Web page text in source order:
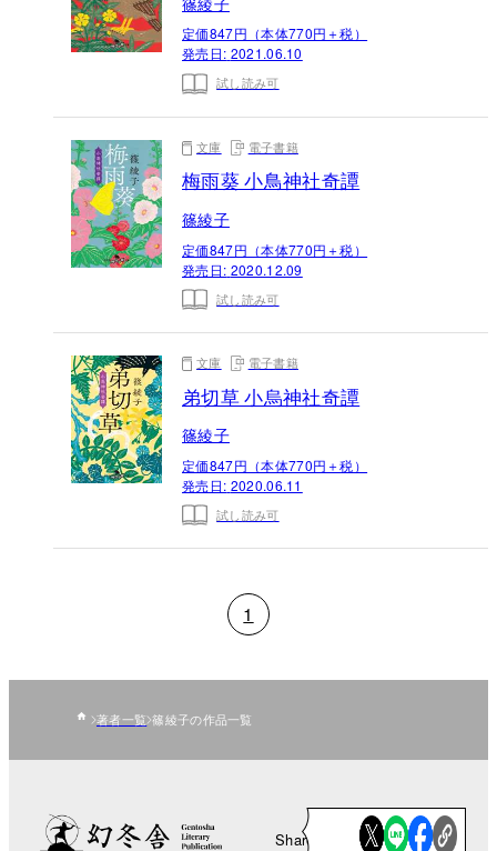
定価847円（本体770円＋税）
発売日: 2021.06.10
試し読み可
文庫 電子書籍
梅雨葵 小鳥神社奇譚
篠綾子
定価847円（本体770円＋税）
発売日: 2020.12.09
試し読み可
文庫 電子書籍
弟切草 小烏神社奇譚
篠綾子
定価847円（本体770円＋税）
発売日: 2020.06.11
試し読み可
1
著者一覧 篠綾子の作品一覧
Share